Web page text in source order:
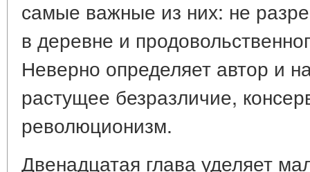
самые важные из них: не
в деревне и
Неверно определяет автор и
растущее безразличие,
революционизм.
Двенадцатая глава уделяет